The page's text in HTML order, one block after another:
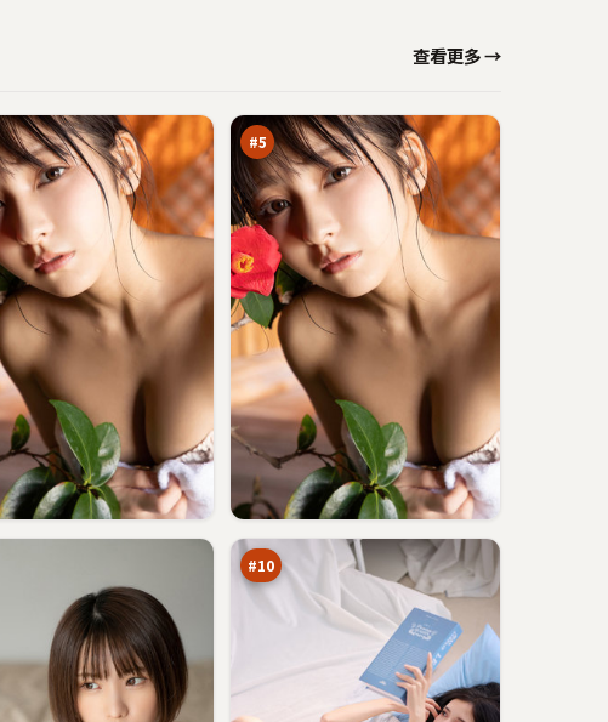
查看更多 →
#5
#10
追
缉
89
万